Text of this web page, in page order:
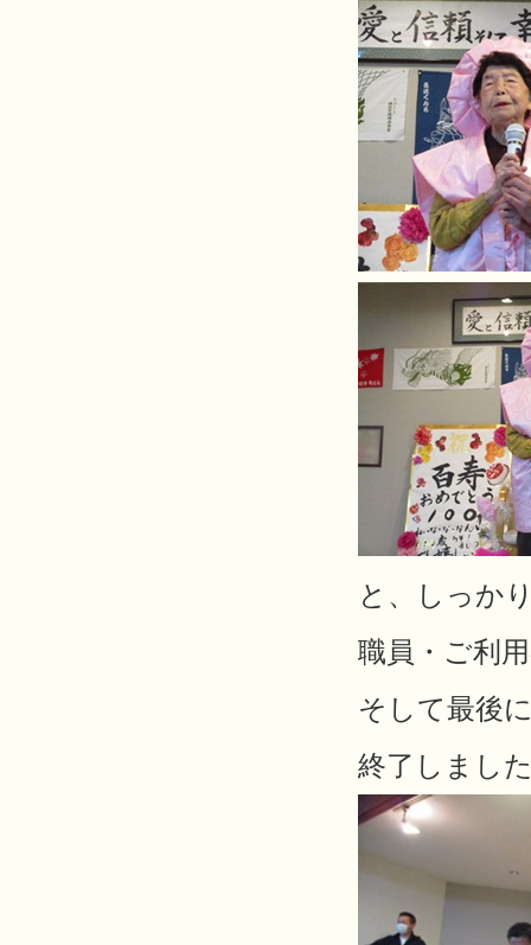
と、しっか
職員・ご利
そして最後
終了しまし